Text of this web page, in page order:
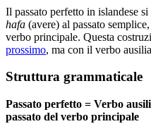
Il passato perfetto in islandese
hafa (avere) al passato
verbo principale. Questa
prossimo, ma con il verbo
Struttura grammaticale
Passato perfetto = Verbo
passato del verbo principale